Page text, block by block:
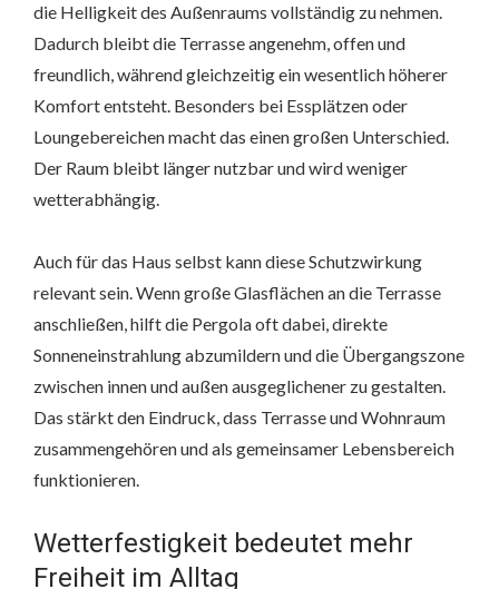
die Helligkeit des Außenraums vollständig zu nehmen.
Dadurch bleibt die Terrasse angenehm, offen und
freundlich, während gleichzeitig ein wesentlich höherer
Komfort entsteht. Besonders bei Essplätzen oder
Loungebereichen macht das einen großen Unterschied.
Der Raum bleibt länger nutzbar und wird weniger
wetterabhängig.
Auch für das Haus selbst kann diese Schutzwirkung
relevant sein. Wenn große Glasflächen an die Terrasse
anschließen, hilft die Pergola oft dabei, direkte
Sonneneinstrahlung abzumildern und die Übergangszone
zwischen innen und außen ausgeglichener zu gestalten.
Das stärkt den Eindruck, dass Terrasse und Wohnraum
zusammengehören und als gemeinsamer Lebensbereich
funktionieren.
Wetterfestigkeit bedeutet mehr
Freiheit im Alltag